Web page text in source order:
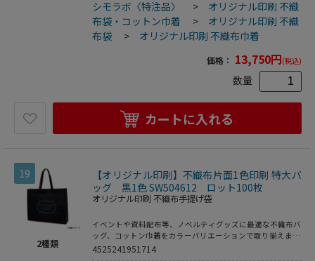
シモラボ〈特注品〉 > オリジナル印刷 不織
布袋・コットン巾着
> オリジナル印刷 不織
布袋
> オリジナル印刷 不織布巾着
価格： 13,750円(税込)
数量
カートに入れる
19
2種類
【オリジナル印刷】不織布片面1色印刷 特大バ
ッグ 黒1色 SW504612 ロット100枚
オリジナル印刷 不織布手提げ袋
イベントや資料配布等、ノベルティグッズに最適な不織布バ
ッグ、コットン巾着をカラーバリエーションで取り揃えまし
た。片面シルク1色印刷、印刷領域は別途テンプレートでご
4525241951714